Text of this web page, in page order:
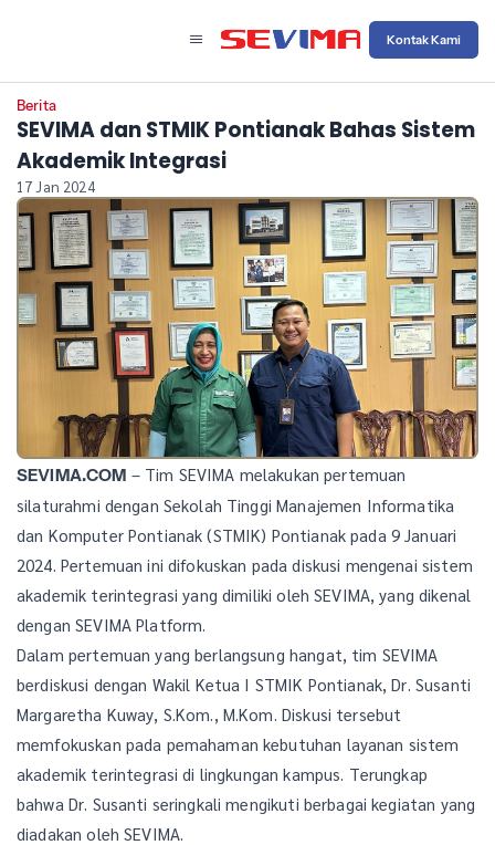
Kontak Kami
Berita
SEVIMA dan STMIK Pontianak Bahas Sistem
Akademik Integrasi
17 Jan 2024
SEVIMA.COM – Tim SEVIMA melakukan pertemuan
silaturahmi dengan Sekolah Tinggi Manajemen Informatika
dan Komputer Pontianak (STMIK) Pontianak pada 9 Januari
2024. Pertemuan ini difokuskan pada diskusi mengenai sistem
akademik terintegrasi yang dimiliki oleh SEVIMA, yang dikenal
dengan SEVIMA Platform.
Dalam pertemuan yang berlangsung hangat, tim SEVIMA
berdiskusi dengan Wakil Ketua I STMIK Pontianak, Dr. Susanti
Margaretha Kuway, S.Kom., M.Kom. Diskusi tersebut
memfokuskan pada pemahaman kebutuhan layanan sistem
akademik terintegrasi di lingkungan kampus. Terungkap
bahwa Dr. Susanti seringkali mengikuti berbagai kegiatan yang
diadakan oleh SEVIMA.